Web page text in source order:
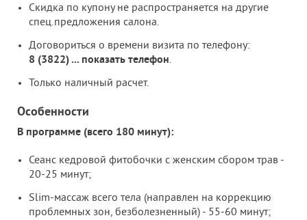
Скидка по купону не распространяется на другие
спец.предложения салона.
Договориться о времени визита по телефону:
8 (3822)... показать телефон.
Только наличный расчет.
Особенности
В программе (всего 180 минут):
Сеанс кедровой фитобочки с женским сбором трав -
20-25 минут;
Slim-массаж всего тела (направлен на коррекцию
проблемных зон, безболезненный) - 55-60 минут;